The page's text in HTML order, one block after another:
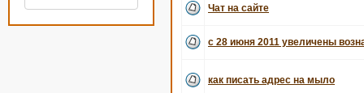
Чат на сайте
с 28 июня 2011 увеличены
как писать адрес на мыло